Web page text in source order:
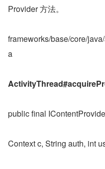
Provider 方法。
frameworks/base/core/
a
public final
Context c, String auth, int